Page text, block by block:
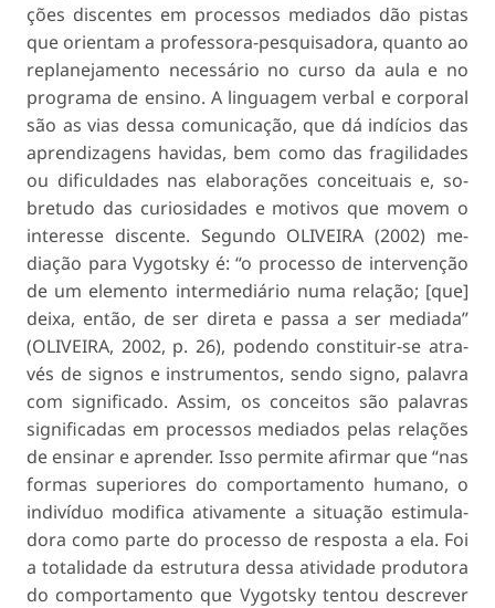
ções discentes em processos mediados dão pistas
que orientam a professora-pesquisadora, quanto ao
replanejamento necessário no curso da aula e no
programa de ensino. A linguagem verbal e corporal
são as vias dessa comunicação, que dá indícios das
aprendizagens havidas, bem como das fragilidades
ou dificuldades nas elaborações conceituais e, so­
bretudo das curiosidades e motivos que movem o
interesse discente. Segundo OLIVEIRA (2002) me­
diação para Vygotsky é: “o processo de intervenção
de um elemento intermediário numa relação; [que]
deixa, então, de ser direta e passa a ser mediada”
(OLIVEIRA, 2002, p. 26), podendo constituir-se atra­
vés de signos e instrumentos, sendo signo, palavra
com significado. Assim, os conceitos são palavras
significadas em processos mediados pelas relações
de ensinar e aprender. Isso permite afirmar que “nas
formas superiores do comportamento humano, o
indivíduo modifica ativamente a situação estimula­
dora como parte do processo de resposta a ela. Foi
a totalidade da estrutura dessa atividade produtora
do comportamento que Vygotsky tentou descrever